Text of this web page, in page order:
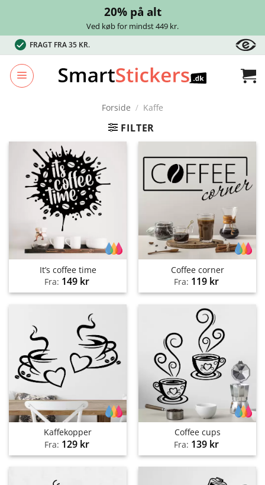
20% på alt
Ved køb for mindst 449 kr.
Fortsæt
til
indhold
FRAGT FRA 35 KR.
Forside / Kaffe
FILTER
It’s coffee time
Fra: 149 kr
Coffee corner
Fra: 119 kr
Kaffekopper
Fra: 129 kr
Coffee cups
Fra: 139 kr